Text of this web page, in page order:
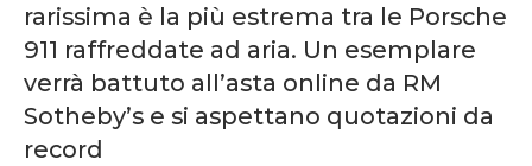
rarissima è la più estrema tra le Porsche
911 raffreddate ad aria. Un esemplare
verrà battuto all’asta online da RM
Sotheby’s e si aspettano quotazioni da
record